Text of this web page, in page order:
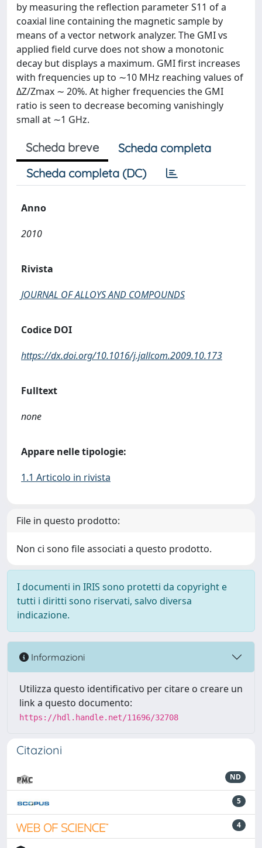
by measuring the reflection parameter S11 of a
coaxial line containing the magnetic sample by
means of a vector network analyzer. The GMI vs
applied field curve does not show a monotonic
decay but displays a maximum. GMI first increases
with frequencies up to ∼10 MHz reaching values of
ΔZ/Zmax ∼ 20%. At higher frequencies the GMI
ratio is seen to decrease becoming vanishingly
small at ∼1 GHz.
Scheda breve
Scheda completa
Scheda completa (DC)
Anno
2010
Rivista
JOURNAL OF ALLOYS AND COMPOUNDS
Codice DOI
https://dx.doi.org/10.1016/j.jallcom.2009.10.173
Fulltext
none
Appare nelle tipologie:
1.1 Articolo in rivista
File in questo prodotto:
Non ci sono file associati a questo prodotto.
I documenti in IRIS sono protetti da copyright e
tutti i diritti sono riservati, salvo diversa
indicazione.
Informazioni
Utilizza questo identificativo per citare o creare un
link a questo documento:
https://hdl.handle.net/11696/32708
Citazioni
ND
5
4